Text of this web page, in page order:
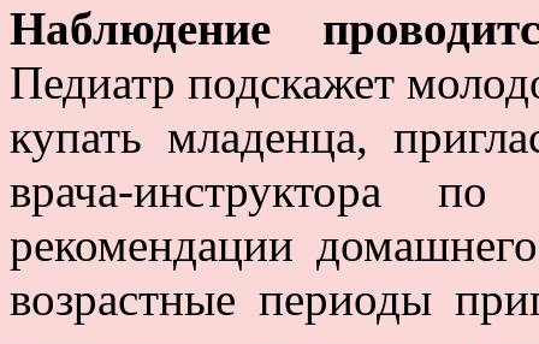
Наблюдение
Педиатр подскажет
купать младенца,
врача-инструктора
рекомендации
возрастные периоды